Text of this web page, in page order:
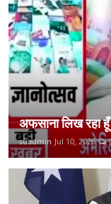
कानून
राजनीति
वीडियो
अफसाना लिख रहा
suadmin Jul 10, 2026